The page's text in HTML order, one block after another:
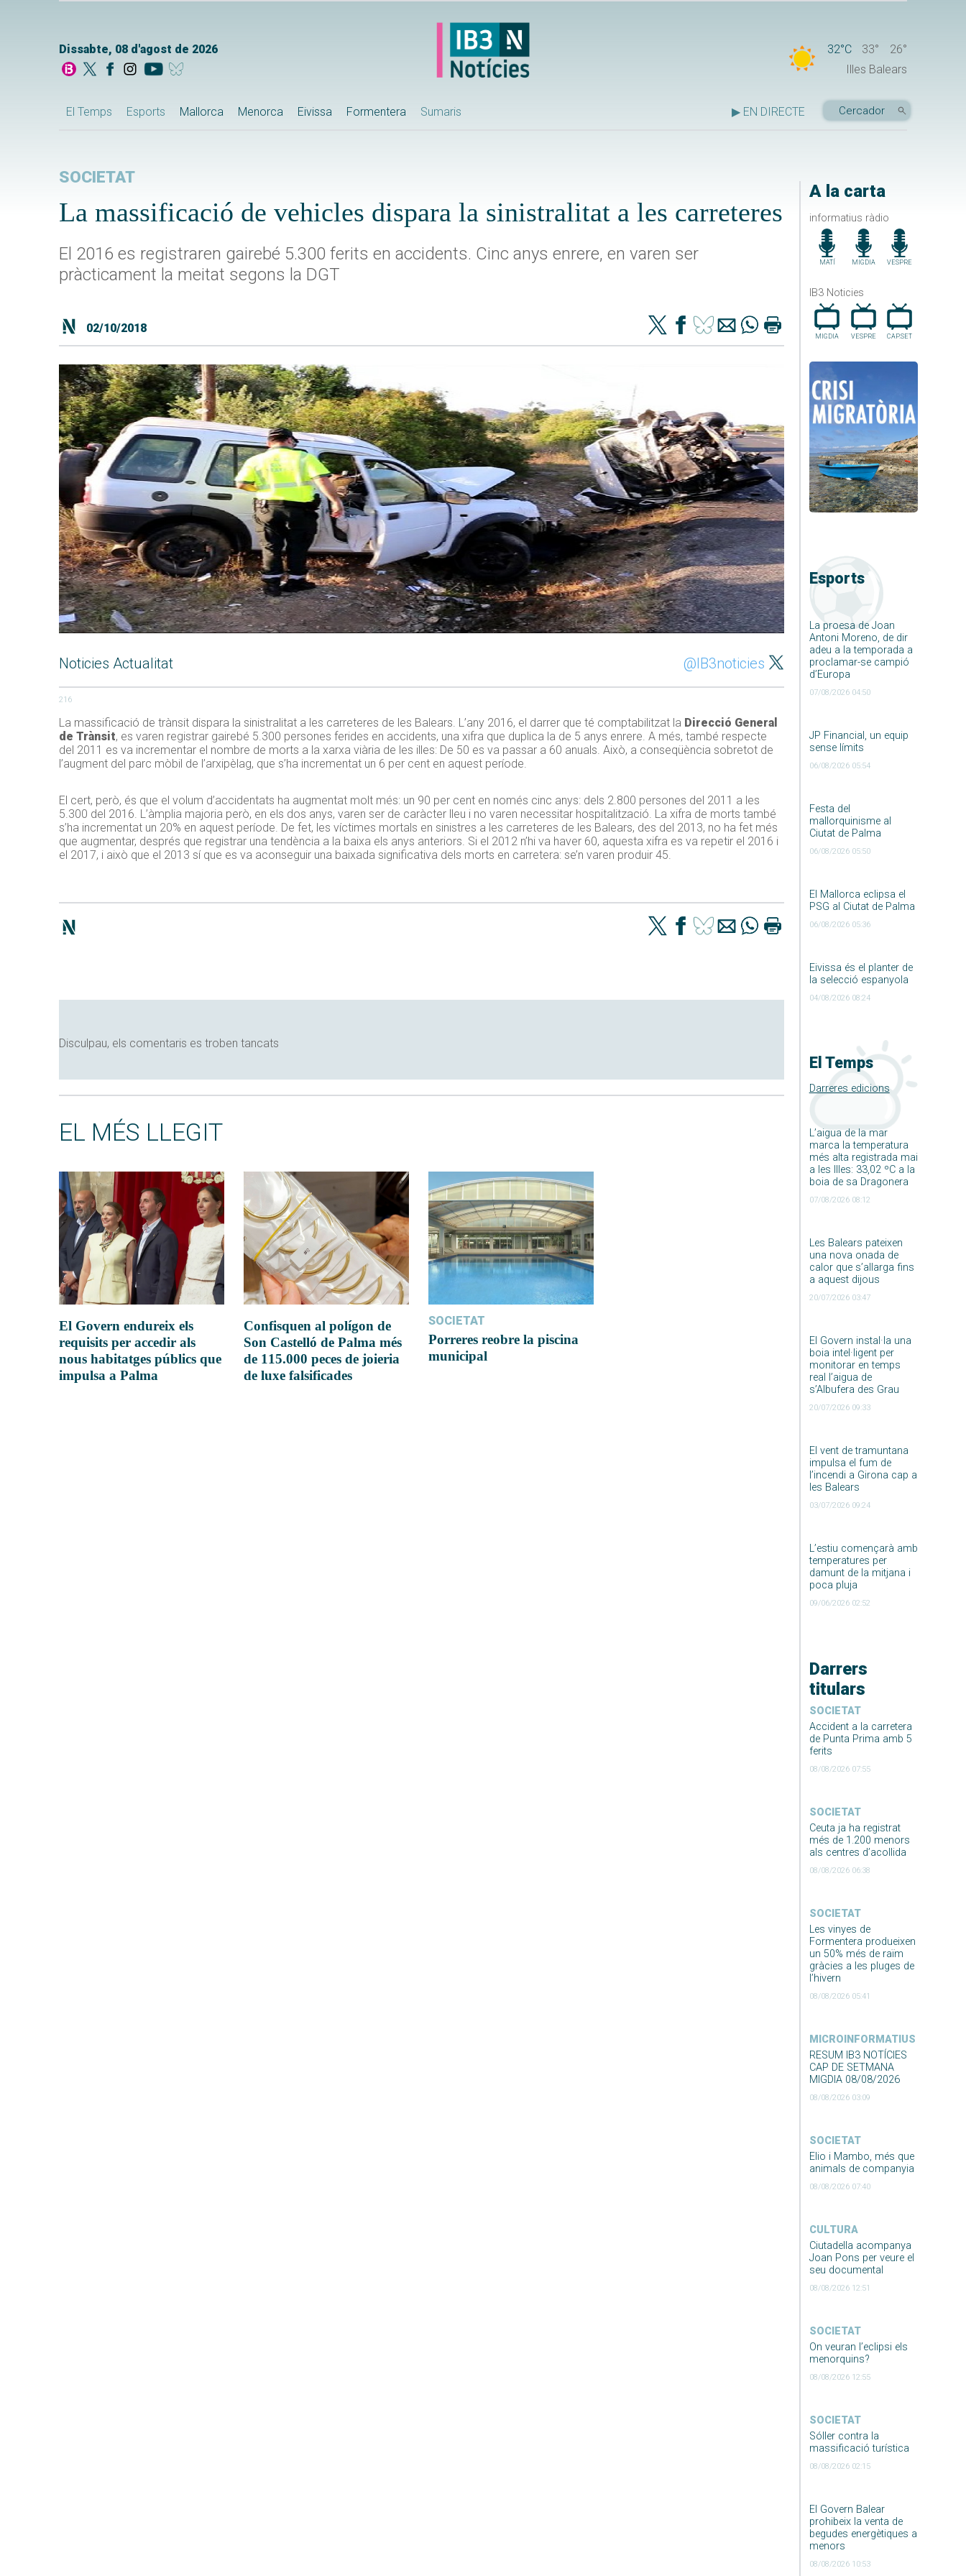
Dissabte, 08 d'agost de 2026 32°C 33°
26°
Illes Balears
El Temps Esports Mallorca Menorca Eivissa Formentera Sumaris ▶ EN DIRECTE
A la carta
informatius ràdio
MATÍ MIGDIA VESPRE
IB3 Noticies
MIGDIA VESPRE CAP.SET
Esports
La proesa de Joan
Antoni Moreno, de dir
adeu a la temporada a
proclamar-se campió
d’Europa
07/08/2026 04:50
JP Financial, un equip
sense límits
06/08/2026 05:54
Festa del
mallorquinisme al
Ciutat de Palma
06/08/2026 05:50
El Mallorca eclipsa el
PSG al Ciutat de Palma
06/08/2026 05:36
Eivissa és el planter de
la selecció espanyola
04/08/2026 08:24
El Temps
Darreres edicions
L’aigua de la mar
marca la temperatura
més alta registrada mai
a les Illes: 33,02 ºC a la
boia de sa Dragonera
07/08/2026 08:12
Les Balears pateixen
una nova onada de
calor que s’allarga fins
a aquest dijous
20/07/2026 03:47
El Govern instal·la una
boia intel·ligent per
monitorar en temps
real l’aigua de
s’Albufera des Grau
20/07/2026 09:33
El vent de tramuntana
impulsa el fum de
l’incendi a Girona cap a
les Balears
03/07/2026 09:24
L’estiu començarà amb
temperatures per
damunt de la mitjana i
poca pluja
09/06/2026 02:52
Darrers
titulars
SOCIETAT
Accident a la carretera
de Punta Prima amb 5
ferits
08/08/2026 07:55
SOCIETAT
Ceuta ja ha registrat
més de 1.200 menors
als centres d’acollida
08/08/2026 06:38
SOCIETAT
Les vinyes de
Formentera produeixen
un 50% més de raïm
gràcies a les pluges de
l’hivern
08/08/2026 05:41
MICROINFORMATIUS
RESUM IB3 NOTÍCIES
CAP DE SETMANA
MIGDIA 08/08/2026
08/08/2026 03:09
SOCIETAT
Elio i Mambo, més que
animals de companyia
08/08/2026 07:40
CULTURA
Ciutadella acompanya
Joan Pons per veure el
seu documental
08/08/2026 12:51
SOCIETAT
On veuran l’eclipsi els
menorquins?
08/08/2026 12:55
SOCIETAT
Sóller contra la
massificació turística
08/08/2026 02:15
El Govern Balear
prohibeix la venta de
begudes energètiques a
menors
08/08/2026 10:53
SOCIETAT
La massificació de vehicles dispara la sinistralitat a les carreteres
El 2016 es registraren gairebé 5.300 ferits en accidents. Cinc anys enrere, en varen ser
pràcticament la meitat segons la DGT
02/10/2018
Noticies Actualitat @IB3noticies
216
La massificació de trànsit dispara la sinistralitat a les carreteres de les Balears. L’any 2016, el darrer que té comptabilitzat la Direcció General
de Trànsit, es varen registrar gairebé 5.300 persones ferides en accidents, una xifra que duplica la de 5 anys enrere. A més, també respecte
del 2011 es va incrementar el nombre de morts a la xarxa viària de les illes: De 50 es va passar a 60 anuals. Això, a conseqüència sobretot de
l’augment del parc mòbil de l’arxipèlag, que s’ha incrementat un 6 per cent en aquest període.
El cert, però, és que el volum d’accidentats ha augmentat molt més: un 90 per cent en només cinc anys: dels 2.800 persones del 2011 a les
5.300 del 2016. L’àmplia majoria però, en els dos anys, varen ser de caràcter lleu i no varen necessitar hospitalització. La xifra de morts també
s’ha incrementat un 20% en aquest període. De fet, les víctimes mortals en sinistres a les carreteres de les Balears, des del 2013, no ha fet més
que augmentar, després que registrar una tendència a la baixa els anys anteriors. Si el 2012 n’hi va haver 60, aquesta xifra es va repetir el 2016 i
el 2017, i això que el 2013 sí que es va aconseguir una baixada significativa dels morts en carretera: se’n varen produir 45.
Disculpau, els comentaris es troben tancats
EL MÉS LLEGIT
El Govern endureix els
requisits per accedir als
nous habitatges públics que
impulsa a Palma
Confisquen al polígon de
Son Castelló de Palma més
de 115.000 peces de joieria
de luxe falsificades
SOCIETAT
Porreres reobre la piscina
municipal